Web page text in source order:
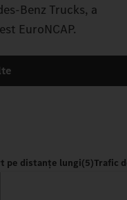
Benz Trucks, a
EuroNCAP.
pe distanțe lungi(5)Trafic